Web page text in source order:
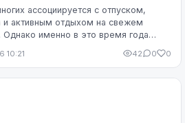
ассоциируется с отпуском,
и активным отдыхом на свежем
Однако именно в это время года
нагрузке. Жара, интенсивные физ...
10:21 42 0 0